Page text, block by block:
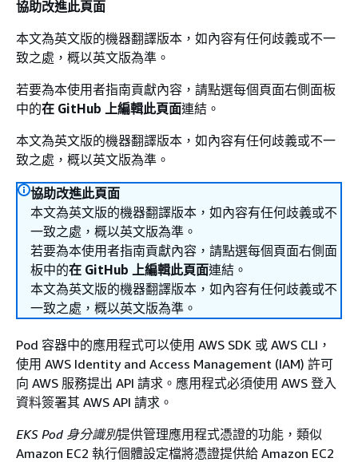
協助改進此頁面
本文為英文版的機器翻譯版本，如內容有任何歧義或不一
致之處，概以英文版為準。
若要為本使用者指南貢獻內容，請點選每個頁面右側面板
中的在 GitHub 上編輯此頁面連結。
本文為英文版的機器翻譯版本，如內容有任何歧義或不一
致之處，概以英文版為準。
協助改進此頁面
本文為英文版的機器翻譯版本，如內容有任何歧義或不
一致之處，概以英文版為準。
若要為本使用者指南貢獻內容，請點選每個頁面右側面
板中的在 GitHub 上編輯此頁面連結。
本文為英文版的機器翻譯版本，如內容有任何歧義或不
一致之處，概以英文版為準。
Pod 容器中的應用程式可以使用 AWS SDK 或 AWS CLI，
使用 AWS Identity and Access Management (IAM) 許可
向 AWS 服務提出 API 請求。應用程式必須使用 AWS 登入
資料簽署其 AWS API 請求。
EKS Pod 身分識別提供管理應用程式憑證的功能，類似
Amazon EC2 執行個體設定檔將憑證提供給 Amazon EC2